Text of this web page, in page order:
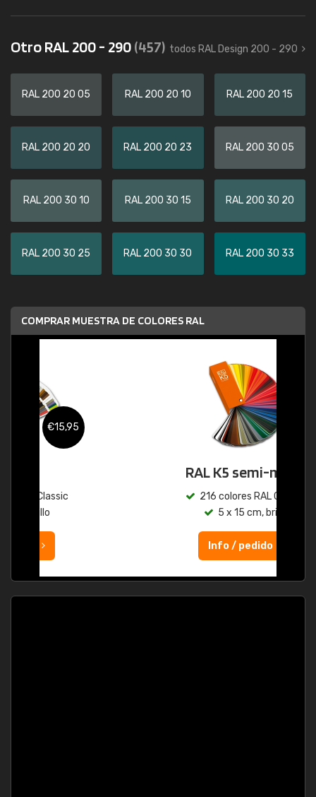
Otro RAL 200 - 290(457) todos RAL Design 200 - 290
RAL 200 20 05 RAL 200 20 10 RAL 200 20 15
RAL 200 20 20 RAL 200 20 23 RAL 200 30 05
RAL 200 30 10 RAL 200 30 15 RAL 200 30 20
RAL 200 30 25 RAL 200 30 30 RAL 200 30 33
COMPRAR MUESTRA DE COLORES RAL
€46,95
RAL K5 semi-mate
216 colores RAL Classic